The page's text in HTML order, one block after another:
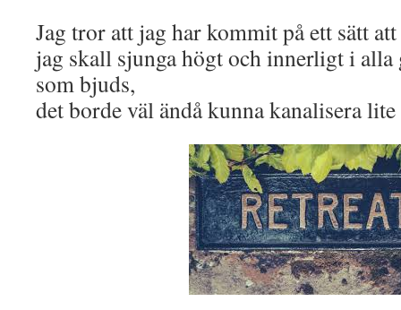
Jag tror att jag har kommit på ett sätt
jag skall sjunga högt och innerligt i alla
som bjuds,
det borde väl ändå kunna kanalisera